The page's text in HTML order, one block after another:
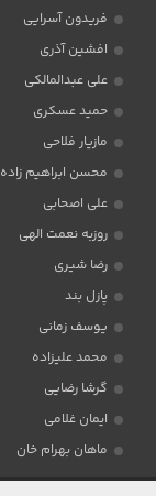
فریدون آسرایی
افشین آذری
علی عبدالمالکی
حمید عسکری
مازیار فلاحی
محسن ابراهیم زاده
علی اصحابی
روزبه نعمت الهی
رضا شیری
پازل بند
یوسف زمانی
محمد علیزاده
گرشا رضایی
ایمان غلامی
ماهان بهرام خان